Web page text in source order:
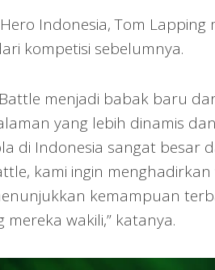
Hero Indonesia, Tom
kompetisi sebelumnya.
menjadi babak baru
yang lebih dinamis
di Indonesia sangat besar
kami ingin
kemampuan
mereka wakili,” katanya.